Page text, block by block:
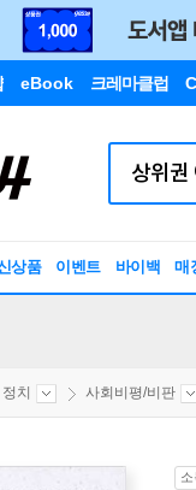
eBook 크레마클럽
상품 이벤트 바이백 매
치 사회비평/비판